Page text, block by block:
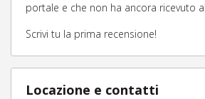
portale e che non ha ancora ricevuto
Scrivi tu la prima recensione!
Locazione e contatti